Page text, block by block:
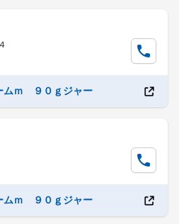
ムｍ ９０ｇジャー
ムｍ ９０ｇジャー